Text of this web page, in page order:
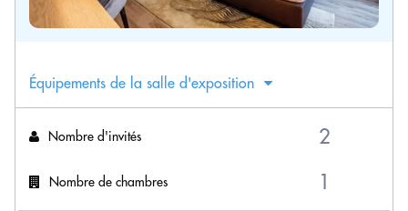
Équipements de la salle d'exposition
Nombre d'invités
Nombre de chambres